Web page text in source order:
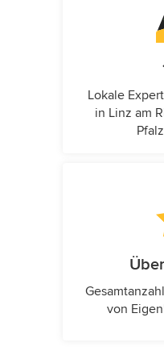
Lokale
in Linz am
von